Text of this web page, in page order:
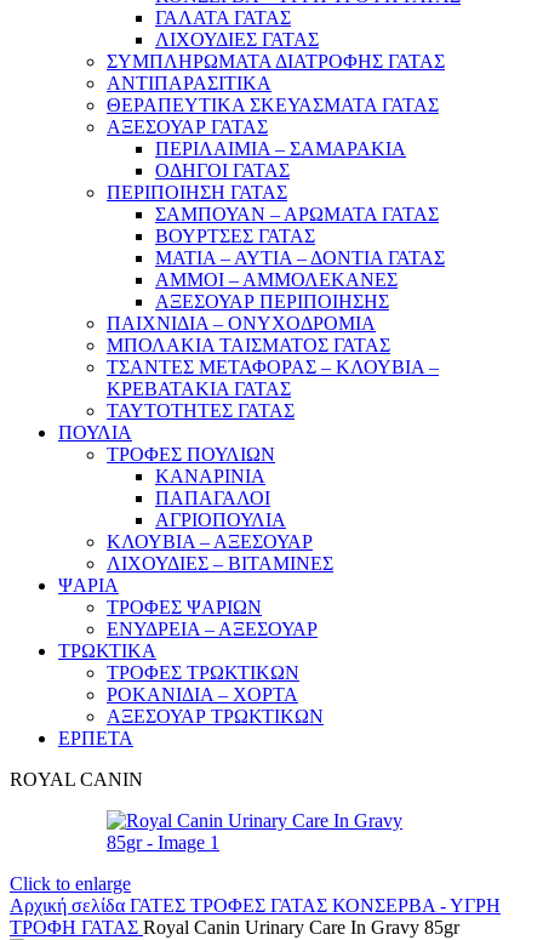
ΓΑΛΑΤΑ ΓΑΤΑΣ
ΛΙΧΟΥΔΙΕΣ ΓΑΤΑΣ
ΣΥΜΠΛΗΡΩΜΑΤΑ ΔΙΑΤΡΟΦΗΣ ΓΑΤΑΣ
ΑΝΤΙΠΑΡΑΣΙΤΙΚΑ
ΘΕΡΑΠΕΥΤΙΚΑ ΣΚΕΥΑΣΜΑΤΑ ΓΑΤΑΣ
ΑΞΕΣΟΥΑΡ ΓΑΤΑΣ
ΠΕΡΙΛΑΙΜΙΑ – ΣΑΜΑΡΑΚΙΑ
ΟΔΗΓΟΙ ΓΑΤΑΣ
ΠΕΡΙΠΟΙΗΣΗ ΓΑΤΑΣ
ΣΑΜΠΟΥΑΝ – ΑΡΩΜΑΤΑ ΓΑΤΑΣ
ΒΟΥΡΤΣΕΣ ΓΑΤΑΣ
ΜΑΤΙΑ – ΑΥΤΙΑ – ΔΟΝΤΙΑ ΓΑΤΑΣ
ΑΜΜΟΙ – ΑΜΜΟΛΕΚΑΝΕΣ
ΑΞΕΣΟΥΑΡ ΠΕΡΙΠΟΙΗΣΗΣ
ΠΑΙΧΝΙΔΙΑ – ΟΝΥΧΟΔΡΟΜΙΑ
ΜΠΟΛΑΚΙΑ ΤΑΙΣΜΑΤΟΣ ΓΑΤΑΣ
ΤΣΑΝΤΕΣ ΜΕΤΑΦΟΡΑΣ – ΚΛΟΥΒΙΑ –
ΚΡΕΒΑΤΑΚΙΑ ΓΑΤΑΣ
ΤΑΥΤΟΤΗΤΕΣ ΓΑΤΑΣ
ΠΟΥΛΙΑ
ΤΡΟΦΕΣ ΠΟΥΛΙΩΝ
ΚΑΝΑΡΙΝΙΑ
ΠΑΠΑΓΑΛΟΙ
ΑΓΡΙΟΠΟΥΛΙΑ
ΚΛΟΥΒΙΑ – ΑΞΕΣΟΥΑΡ
ΛΙΧΟΥΔΙΕΣ – ΒΙΤΑΜΙΝΕΣ
ΨΑΡΙΑ
ΤΡΟΦΕΣ ΨΑΡΙΩΝ
ΕΝΥΔΡΕΙΑ – ΑΞΕΣΟΥΑΡ
ΤΡΩΚΤΙΚΑ
ΤΡΟΦΕΣ ΤΡΩΚΤΙΚΩΝ
ΡΟΚΑΝΙΔΙΑ – ΧΟΡΤΑ
ΑΞΕΣΟΥΑΡ ΤΡΩΚΤΙΚΩΝ
ΕΡΠΕΤΑ
ROYAL CANIN
Click to enlarge
Αρχική σελίδα ΓΑΤΕΣ ΤΡΟΦΕΣ ΓΑΤΑΣ ΚΟΝΣΕΡΒΑ - ΥΓΡΗ
ΤΡΟΦΗ ΓΑΤΑΣ Royal Canin Urinary Care In Gravy 85gr